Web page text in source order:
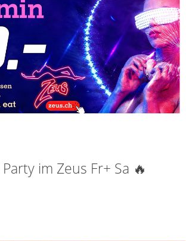
im Zeus Fr+ Sa 🔥